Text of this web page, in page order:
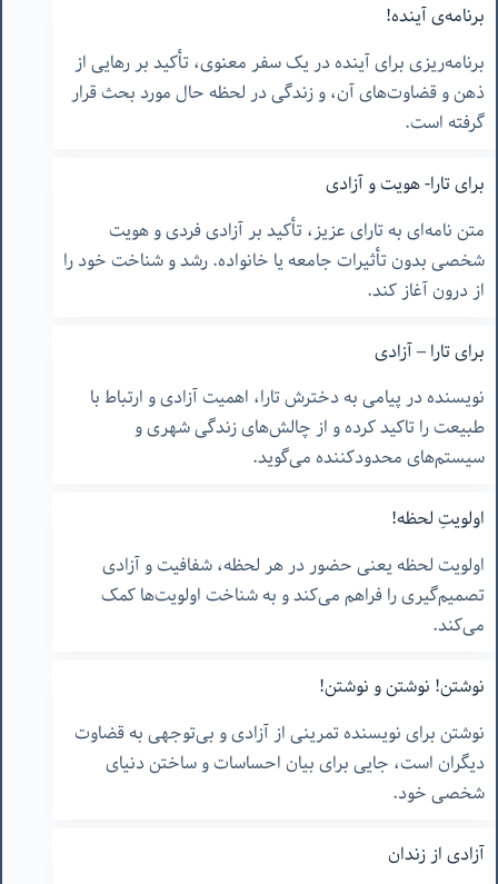
برنامه‌ی آینده!
برنامه‌ریزی برای آینده در یک سفر معنوی، تأکید بر رهایی از
ذهن و قضاوت‌های آن، و زندگی در لحظه حال مورد بحث قرار
گرفته است.
برای تارا- هویت و آزادی
متن نامه‌ای به تارای عزیز، تأکید بر آزادی فردی و هویت
شخصی بدون تأثیرات جامعه یا خانواده. رشد و شناخت خود را
از درون آغاز کند.
برای تارا – آزادی
نویسنده در پیامی به دخترش تارا، اهمیت آزادی و ارتباط با
طبیعت را تاکید کرده و از چالش‌های زندگی شهری و
سیستم‌های محدودکننده می‌گوید.
اولویتِ لحظه!
اولویت لحظه یعنی حضور در هر لحظه، شفافیت و آزادی
تصمیم‌گیری را فراهم می‌کند و به شناخت اولویت‌ها کمک
می‌کند.
نوشتن! نوشتن و نوشتن!
نوشتن برای نویسنده تمرینی از آزادی و بی‌توجهی به قضاوت
دیگران است، جایی برای بیان احساسات و ساختن دنیای
شخصی خود.
آزادى از زندان